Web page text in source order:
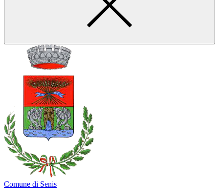
Comune di Senis